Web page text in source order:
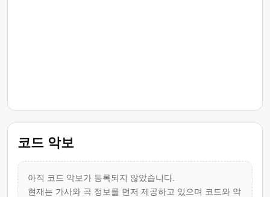
코드 악보
아직 코드 악보가 등록되지 않았습니다.
현재는 가사와 곡 정보를 먼저 제공하고 있으며 코드와 악